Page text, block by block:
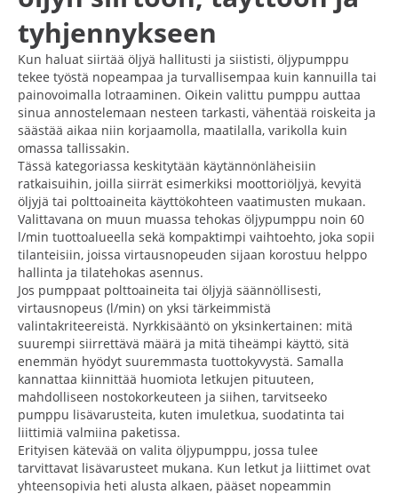
tyhjennykseen
Kun haluat siirtää öljyä hallitusti ja siististi, öljypumppu
tekee työstä nopeampaa ja turvallisempaa kuin kannuilla tai
painovoimalla lotraaminen. Oikein valittu pumppu auttaa
sinua annostelemaan nesteen tarkasti, vähentää roiskeita ja
säästää aikaa niin korjaamolla, maatilalla, varikolla kuin
omassa tallissakin.
Tässä kategoriassa keskitytään käytännönläheisiin
ratkaisuihin, joilla siirrät esimerkiksi moottoriöljyä, kevyitä
öljyjä tai polttoaineita käyttökohteen vaatimusten mukaan.
Valittavana on muun muassa tehokas öljypumppu noin 60
l/min tuottoalueella sekä kompaktimpi vaihtoehto, joka sopii
tilanteisiin, joissa virtausnopeuden sijaan korostuu helppo
hallinta ja tilatehokas asennus.
Jos pumppaat polttoaineita tai öljyjä säännöllisesti,
virtausnopeus (l/min) on yksi tärkeimmistä
valintakriteereistä. Nyrkkisääntö on yksinkertainen: mitä
suurempi siirrettävä määrä ja mitä tiheämpi käyttö, sitä
enemmän hyödyt suuremmasta tuottokyvystä. Samalla
kannattaa kiinnittää huomiota letkujen pituuteen,
mahdolliseen nostokorkeuteen ja siihen, tarvitseeko
pumppu lisävarusteita, kuten imuletkua, suodatinta tai
liittimiä valmiina paketissa.
Erityisen kätevää on valita öljypumppu, jossa tulee
tarvittavat lisävarusteet mukana. Kun letkut ja liittimet ovat
yhteensopivia heti alusta alkaen, pääset nopeammin